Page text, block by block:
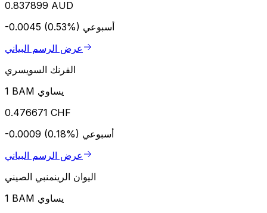
0.837899 AUD
-0.0045 (0.53%) أسبوعي
عرض الرسم البياني
الفرنك السويسري
1 BAM يساوي
0.476671 CHF
-0.0009 (0.18%) أسبوعي
عرض الرسم البياني
اليوان الرينمنبي الصيني
1 BAM يساوي